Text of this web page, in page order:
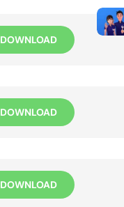
DOWNLOAD
DOWNLOAD
DOWNLOAD